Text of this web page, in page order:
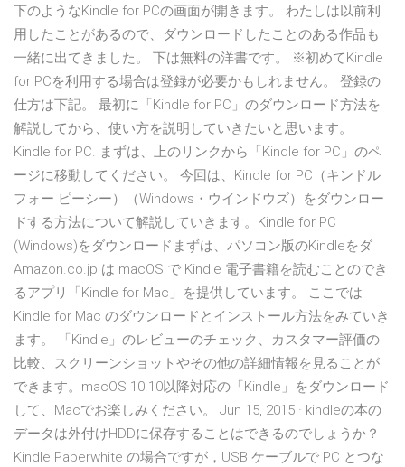
下のようなKindle for PCの画面が開きます。 わたしは以前利
用したことがあるので、ダウンロードしたことのある作品も
一緒に出てきました。 下は無料の洋書です。 ※初めてKindle
for PCを利用する場合は登録が必要かもしれません。 登録の
仕方は下記。 最初に「Kindle for PC」のダウンロード方法を
解説してから、使い方を説明していきたいと思います。
Kindle for PC. まずは、上のリンクから「Kindle for PC」のペ
ージに移動してください。 今回は、Kindle for PC（キンドル
フォー ピーシー）（Windows・ウインドウズ）をダウンロー
ドする方法について解説していきます。Kindle for PC
(Windows)をダウンロードまずは、パソコン版のKindleをダ
Amazon.co.jp は macOS で Kindle 電子書籍を読むことのでき
るアプリ「Kindle for Mac」を提供しています。 ここでは
Kindle for Mac のダウンロードとインストール方法をみていき
ます。 ‎「Kindle」のレビューのチェック、カスタマー評価の
比較、スクリーンショットやその他の詳細情報を見ることが
できます。macOS 10.10以降対応の「Kindle」をダウンロード
して、Macでお楽しみください。 Jun 15, 2015 · kindleの本の
データは外付けHDDに保存することはできるのでしょうか？
Kindle Paperwhite の場合ですが，USB ケーブルで PC とつな